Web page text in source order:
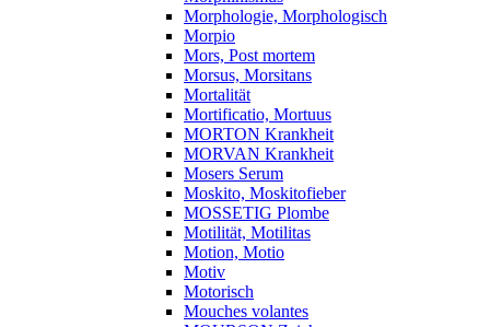
Morphologie, Morphologisch
Morpio
Mors, Post mortem
Morsus, Morsitans
Mortalität
Mortificatio, Mortuus
MORTON Krankheit
MORVAN Krankheit
Mosers Serum
Moskito, Moskitofieber
MOSSETIG Plombe
Motilität, Motilitas
Motion, Motio
Motiv
Motorisch
Mouches volantes